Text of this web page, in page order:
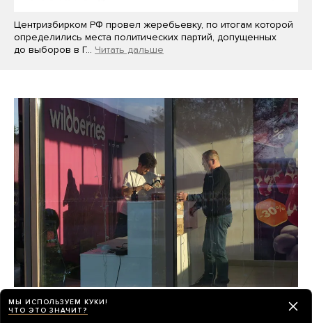
Центризбирком РФ провел жеребьевку, по итогам которой
определились места политических партий, допущенных
до выборов в Г… Читать дальше
Wildberries потеряла как минимум 100
миллиардов рублей от атак украинских
МЫ ИСПОЛЬЗУЕМ КУКИ!
ЧТО ЭТО ЗНАЧИТ?